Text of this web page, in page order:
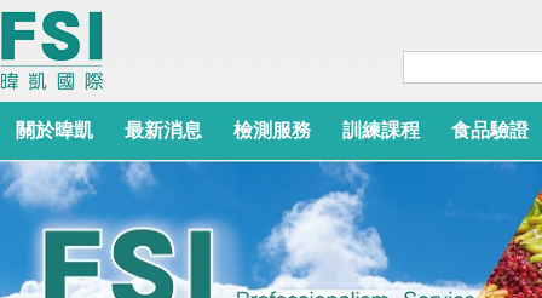
關於暐凱 最新消息 檢測服務 訓練課程 食品驗證